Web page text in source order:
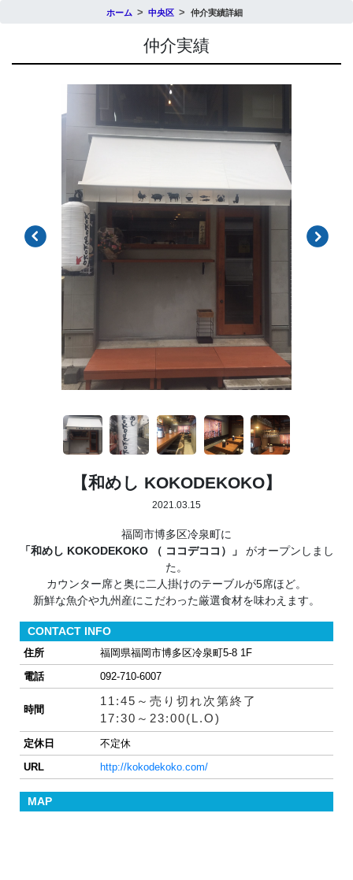
ホーム 中央区 仲介実績詳細
仲介実績
【和めし KOKODEKOKO】
2021.03.15
福岡市博多区冷泉町に
「和めし KOKODEKOKO （ ココデココ）」
がオープンしまし
た。
カウンター席と奥に二人掛けのテーブルが5席ほど。
新鮮な魚介や九州産にこだわった厳選食材を味わえます。
CONTACT INFO
住所
福岡県福岡市博多区冷泉町5-8 1F
電話
092-710-6007
時間
11:45～売り切れ次第終了
17:30～23:00(L.O)
定休日
不定休
URL
http://kokodekoko.com/
MAP